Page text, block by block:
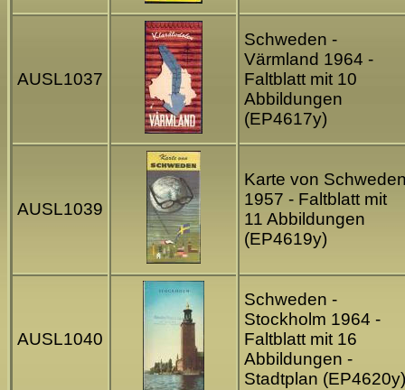
AUSL1037
Schweden -
Värmland 1964 -
Faltblatt mit 10
Abbildungen
(EP4617y)
AUSL1039
Karte von
1957 - Faltblatt mit
11 Abbildungen
(EP4619y)
AUSL1040
Schweden -
Stockholm 1964 -
Faltblatt mit 16
Abbildungen -
Stadtplan (EP4620y)